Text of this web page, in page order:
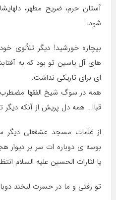
آستان حرم، ضریح مطهر،
شود!
بیچاره خورشید! دیگر تلألوی
های آل یاسین تو بود که به
ای برای تاریکی نداشت.
همه در سوگ شیخ الفقها مضطرب
قبا!… همه دل پریش از آنکه دیگر
از عَلَمات مسجد عشقعلی
بوسه ی دوباره ات سر بر دیوار
یا لثارات الحسین علیه السلام
تو رفتی و ما در حسرت لبخند